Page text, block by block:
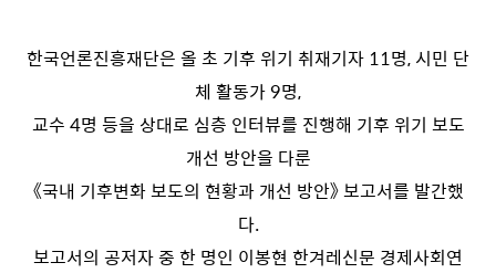
한국언론진흥재단은 올 초 기후 위기 취재기자 11명, 시민 단
체 활동가 9명,
교수 4명 등을 상대로 심층 인터뷰를 진행해 기후 위기 보도
개선 방안을 다룬
《국내 기후변화 보도의 현황과 개선 방안》 보고서를 발간했
다.
보고서의 공저자 중 한 명인 이봉현 한겨레신문 경제사회연